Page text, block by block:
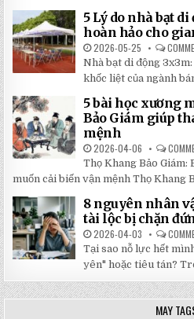
5 Lý do nhà bạt
hoàn hảo cho
2026-05-25
Nhà bạt di động
khốc liệt của ngành
5 bài học xương
Bảo Giám giúp
mệnh
2026-04-06
Thọ Khang Bảo
muốn cải biến vận mệnh Thọ Khang
8 nguyên nhân
tài lộc bị chặn
2026-04-03
Tại sao nỗ lực hết
yên" hoặc tiêu tán?
MAY